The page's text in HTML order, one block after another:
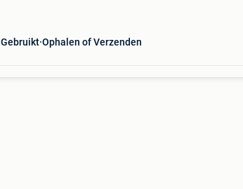
Gebruikt Ophalen of Verzenden